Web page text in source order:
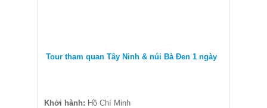
Tour tham quan Tây Ninh & núi Bà Đen 1 ngày
Khởi hành: Hồ Chí Minh